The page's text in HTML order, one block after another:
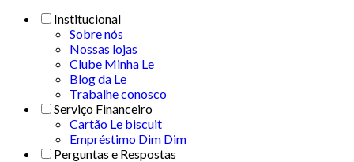
Institucional
Sobre nós
Nossas lojas
Clube Minha Le
Blog da Le
Trabalhe conosco
Serviço Financeiro
Cartão Le biscuit
Empréstimo Dim Dim
Perguntas e Respostas